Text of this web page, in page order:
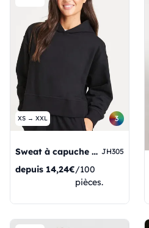
XS → XXL 3
Sweat à capuche décontracté pour femme JH305
depuis 14,24€/100
pièces.